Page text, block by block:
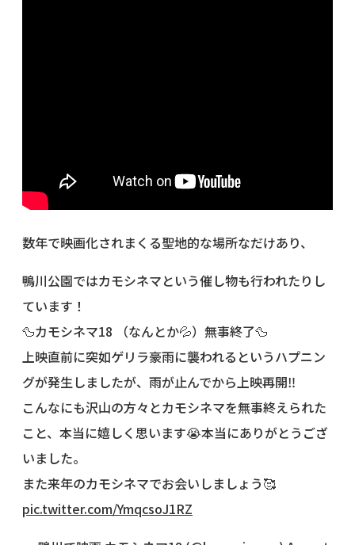
数年で映画化されまくる聖地的な場所なだけあり、
鴨川公園ではカモシネマという催し物も行われたりし
ています！
🦆カモシネマ18 （なんとか💦）無事終了🦆
上映直前に突如ゲリラ豪雨に襲われるというハプニン
グが発生しましたが、雨が止んでから上映再開‼️
こんなにも沢山の方々とカモシネマを無事終えられた
こと、本当に嬉しく思います😭本当にありがとうござ
いました。
また来年のカモシネマでお会いしましょう🥰
pic.twitter.com/YmqcsoJ1RZ